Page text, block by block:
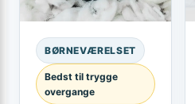
BØRNEVÆRELSET
Bedst til trygge
overgange